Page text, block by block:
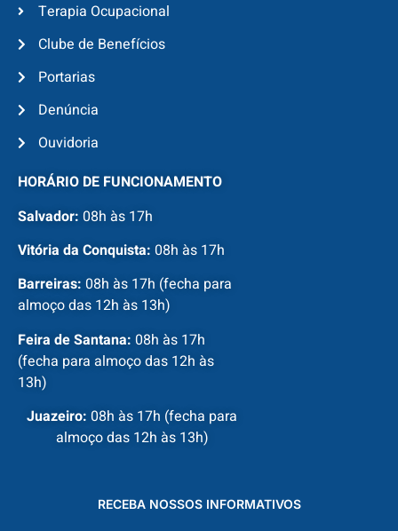
Terapia Ocupacional
Clube de Benefícios
Portarias
Denúncia
Ouvidoria
HORÁRIO DE FUNCIONAMENTO
Salvador: 08h às 17h
Vitória da Conquista: 08h às 17h
Barreiras: 08h às 17h (fecha para
almoço das 12h às 13h)
Feira de Santana: 08h às 17h
(fecha para almoço das 12h às
13h)
Juazeiro: 08h às 17h (fecha para
almoço das 12h às 13h)
RECEBA NOSSOS INFORMATIVOS